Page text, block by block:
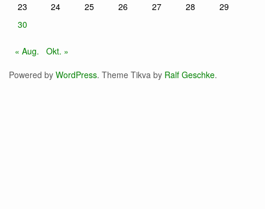
23
24 25 26 27 28
29
30
« Aug.
Okt. »
Powered by WordPress. Theme Tikva by Ralf Geschke.